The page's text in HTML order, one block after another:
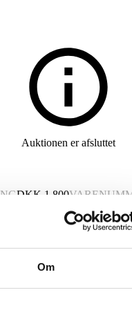
Om
Auktionen er afsluttet
DKK 1.800